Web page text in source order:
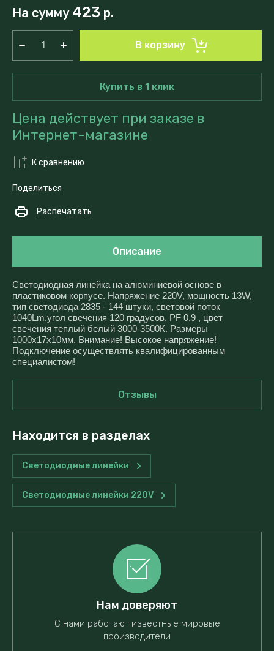
На сумму 423 р.
В корзину
Купить в 1 клик
Цена действует при заказе в
Интернет-магазине
К сравнению
Поделиться
Распечатать
Описание
Светодиодная линейка на алюминиевой основе в
пластиковом корпусе. Напряжение 220V, мощность 13W,
тип светодиода 2835 - 144 штуки, световой поток
1040Lm,угол свечения 120 градусов, PF 0,9 , цвет
свечения теплый белый 3000-3500К. Размеры
1000x17x10мм. Внимание! Высокое напряжение!
Подключение осуществлять квалифицированным
специалистом!
Отзывы
Находится в разделах
Светодиодные линейки
Светодиодные линейки 220V
Нам доверяют
С нами работают известные мировые
производители